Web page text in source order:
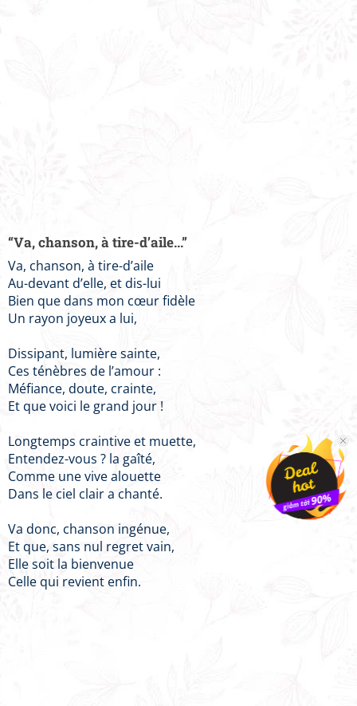
“Va, chanson, à tire-d’aile...”
Va, chanson, à tire-d’aile
Au-devant d’elle, et dis-lui
Bien que dans mon cœur fidèle
Un rayon joyeux a lui,
Dissipant, lumière sainte,
Ces ténèbres de l’amour :
Méfiance, doute, crainte,
Et que voici le grand jour !
Longtemps craintive et muette,
Entendez-vous ? la gaîté,
Comme une vive alouette
Dans le ciel clair a chanté.
Va donc, chanson ingénue,
Et que, sans nul regret vain,
Elle soit la bienvenue
Celle qui revient enfin.